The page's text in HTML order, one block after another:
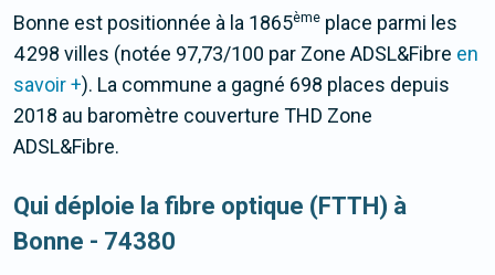
Bonne est positionnée à la 1865ème place parmi les
4 298 villes (notée 97,73/100 par Zone ADSL&Fibre en
savoir +). La commune a gagné 698 places depuis
2018 au baromètre couverture THD Zone
ADSL&Fibre.
Qui déploie la fibre optique (FTTH) à
Bonne - 74380